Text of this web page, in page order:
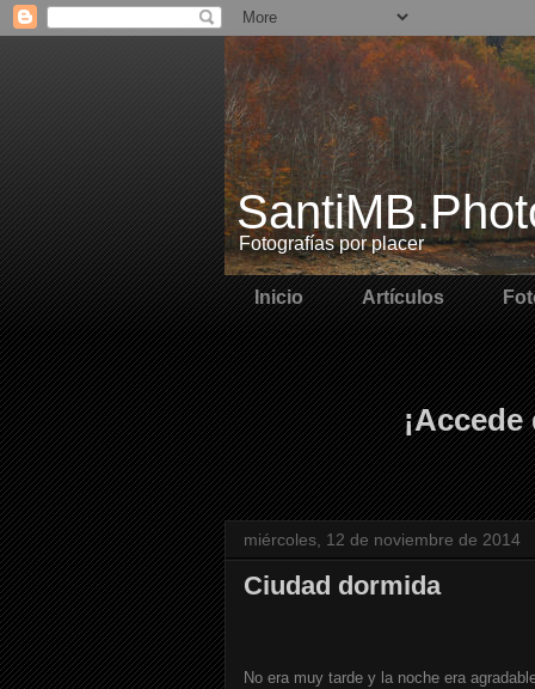
Fotografías por placer
Inicio Artículos
miércoles, 12 de noviembre de 2014
Ciudad dormida
No era muy tarde y la noche era